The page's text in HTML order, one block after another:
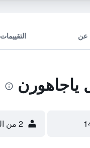
عن التقييمات
2 من الضيوف، غرفة واحدة